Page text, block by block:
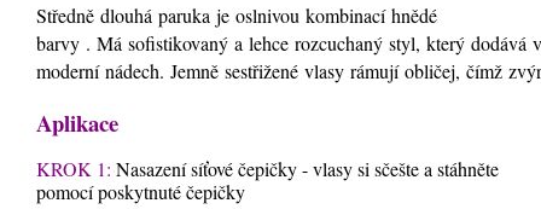
Středně dlouhá paruka je oslnivou kombinací hnědé
barvy . Má sofistikovaný a lehce rozcuchaný styl, který dodává
modernínádech. Jemně sestřižené vlasy rámujíobličej, čímž
Aplikace
KROK 1: Nasazení síťové čepičky - vlasy si sčešte a stáhněte
pomocí poskytnuté čepičky